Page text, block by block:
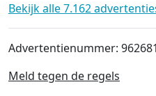
Bekijk alle 7.162
Advertentienummer:
Meld tegen de regels